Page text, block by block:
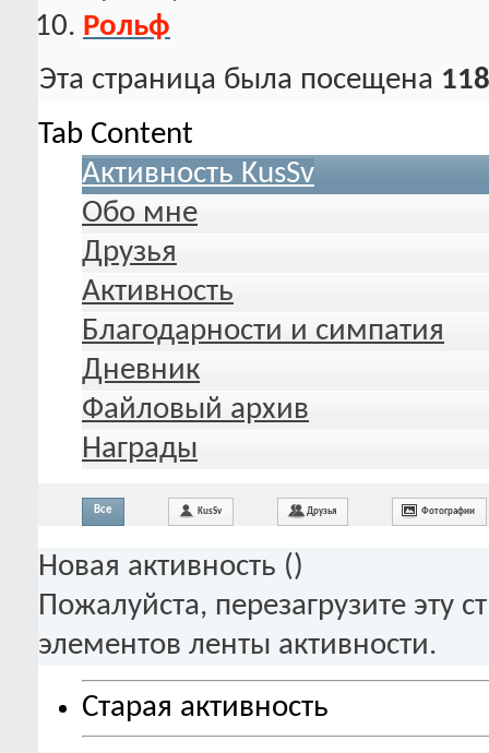
Рольф
Эта страница была посещена
Tab Content
Активность KusSv
Обо мне
Друзья
Активность
Благодарности и симпатия
Дневник
Файловый архив
Награды
Все KusSv Друзья Фотографии
Новая активность ()
Пожалуйста, перезагрузите эту
элементов ленты активности.
Старая активность